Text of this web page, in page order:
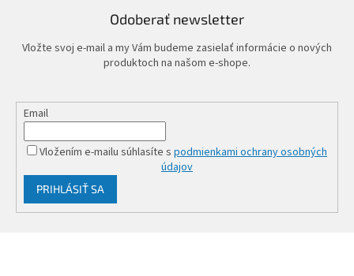
Odoberať newsletter
Vložte svoj e-mail a my Vám budeme zasielať informácie o nových
produktoch na našom e-shope.
Email
Vložením e-mailu súhlasíte s podmienkami ochrany osobných
údajov
PRIHLÁSIŤ SA